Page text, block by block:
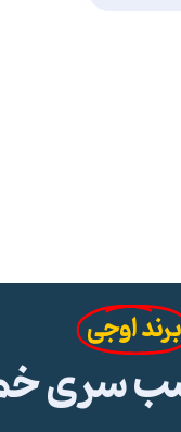
برند اوجی
سری خم